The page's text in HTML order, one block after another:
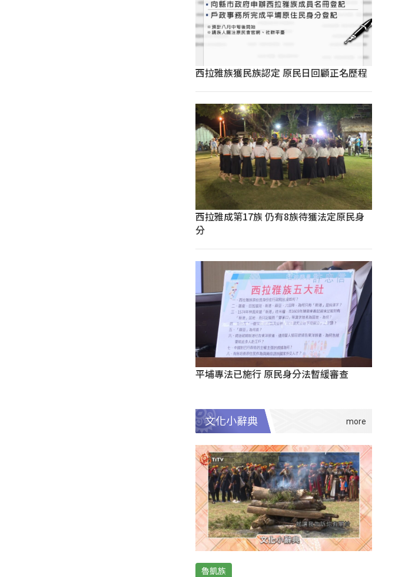
西拉雅族獲民族認定 原民日回顧正名歷程
西拉雅成第17族 仍有8族待獲法定原民身
分
平埔專法已施行 原民身分法暫緩審查
文化小辭典
魯凱族